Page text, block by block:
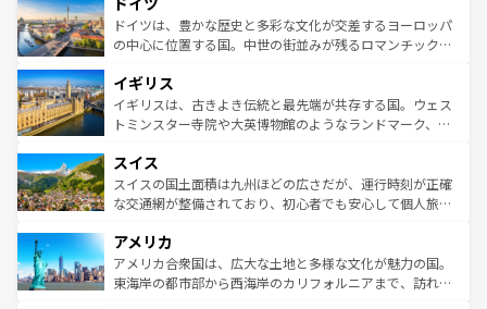
性で訪れる人を魅了する。 なお、新着のスペイン情報は コ
ンテンツ一覧を参照してほしい。
で、幅広い魅力が詰まっている。華麗な宮殿、歴史的な大
聖堂、美しいビーチ、そして豊かな自然が、訪れる者を心
から魅了する。また、フランスは美食の国としても知ら
いる。シャンパンの発祥地であるランス、プロヴァンスの
香り高いラベンダー畑など、多彩な楽しみ方が可能だ。さ
らに、パリ以外の地域にも魅力が溢れており、どの街角に
れる地方に足を運ぶとそれぞれで全く異なる文化を体験で
きるだろう。 なお、新着のフランス情報はコンテンツ一覧
を参照してほしい。
ドイツは、豊かな歴史と多彩な文化が交差するヨーロッパ
の中心に位置する国。中世の街並みが残るロマンチック街
顔を持つこの国は、どこを歩いても飽きることがない。ベ
ルリンの文化的活気、バイエルン州のアルプスの絶景、そ
してライン川沿いのワイン畑といった風景は必見。ビール
は、お酒好きな人にはぜひ体験してほしい。 なお、新着の
ドイツ情報はコンテンツ一覧を参照してほしい。
イギリス
イギリスは、古きよき伝統と最先端が共存する国。ウェス
トミンスター寺院や大英博物館のようなランドマーク、歴
リアごとに異なる魅力がある。また、優雅なアフタヌーン
ティー、ビール好きにはたまらない英国パブ、サッカー観
戦など、本場だからこそできる体験も豊富。イギリスを旅
ンツ一覧を参照してほしい。
スイス
スイスの国土面積は九州ほどの広さだが、運行時刻が正確
な交通網が整備されており、初心者でも安心して個人旅行
の建物がそのまま残る町や、スイスならではのユニークな
博物館もあり、アルプス観光だけでなく町歩きも満喫する
ことができる。国民の所得が高いため物価も高いが、旅行
アメリカ
アメリカ合衆国は、広大な土地と多様な文化が魅力の国。
東海岸の都市部から西海岸のカリフォルニアまで、訪れる